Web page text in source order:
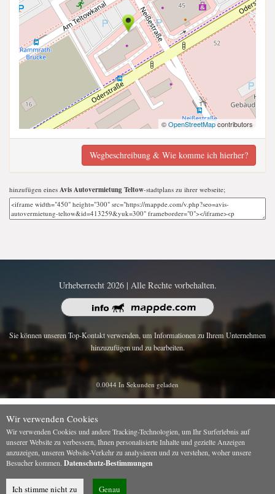
©OpenStreetMapcontributors
Wegbeschreibung & Wie komme ich hierher?
hinzufügen eines Avis Autovermietung Teltow-stadtplans zu ihrer webseite;
Urheberrecht 2026 | Alle Rechte vorbehalten.
Sie können unseren Top-Kontakt verwenden, um Informationen zu Ihrem Unternehmen
hinzuzufügen und zu bearbeiten.
0.0044 In Sekunden geladen
Wir verwenden Cookies
Wir verwenden Cookies und andere Tracking-Technologien, um Ihr Surferlebnis auf
unserer Website zu verbessern, Ihnen personalisierte Inhalte und gezielte Anzeigen
anzuzeigen, unseren Website-Verkehr zu analysieren und zu verstehen, woher unsere
Besucher kommen. Datenschutz-Bestimmungen
Ich stimme nicht zu Genau